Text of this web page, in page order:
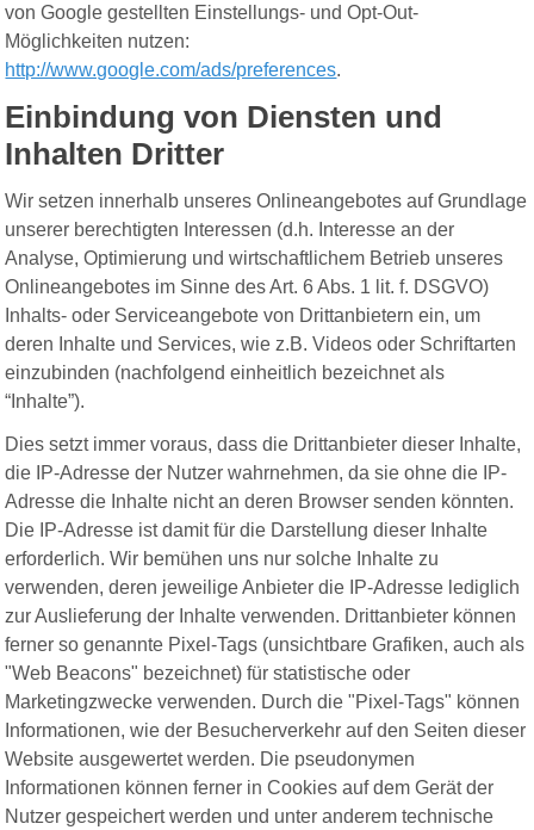
von Google gestellten Einstellungs- und Opt-Out-
Möglichkeiten nutzen:
http://www.google.com/ads/preferences.
Einbindung von Diensten und
Inhalten Dritter
Wir setzen innerhalb unseres Onlineangebotes auf Grundlage
unserer berechtigten Interessen (d.h. Interesse an der
Analyse, Optimierung und wirtschaftlichem Betrieb unseres
Onlineangebotes im Sinne des Art. 6 Abs. 1 lit. f. DSGVO)
Inhalts- oder Serviceangebote von Drittanbietern ein, um
deren Inhalte und Services, wie z.B. Videos oder Schriftarten
einzubinden (nachfolgend einheitlich bezeichnet als
“Inhalte”).
Dies setzt immer voraus, dass die Drittanbieter dieser Inhalte,
die IP-Adresse der Nutzer wahrnehmen, da sie ohne die IP-
Adresse die Inhalte nicht an deren Browser senden könnten.
Die IP-Adresse ist damit für die Darstellung dieser Inhalte
erforderlich. Wir bemühen uns nur solche Inhalte zu
verwenden, deren jeweilige Anbieter die IP-Adresse lediglich
zur Auslieferung der Inhalte verwenden. Drittanbieter können
ferner so genannte Pixel-Tags (unsichtbare Grafiken, auch als
"Web Beacons" bezeichnet) für statistische oder
Marketingzwecke verwenden. Durch die "Pixel-Tags" können
Informationen, wie der Besucherverkehr auf den Seiten dieser
Website ausgewertet werden. Die pseudonymen
Informationen können ferner in Cookies auf dem Gerät der
Nutzer gespeichert werden und unter anderem technische